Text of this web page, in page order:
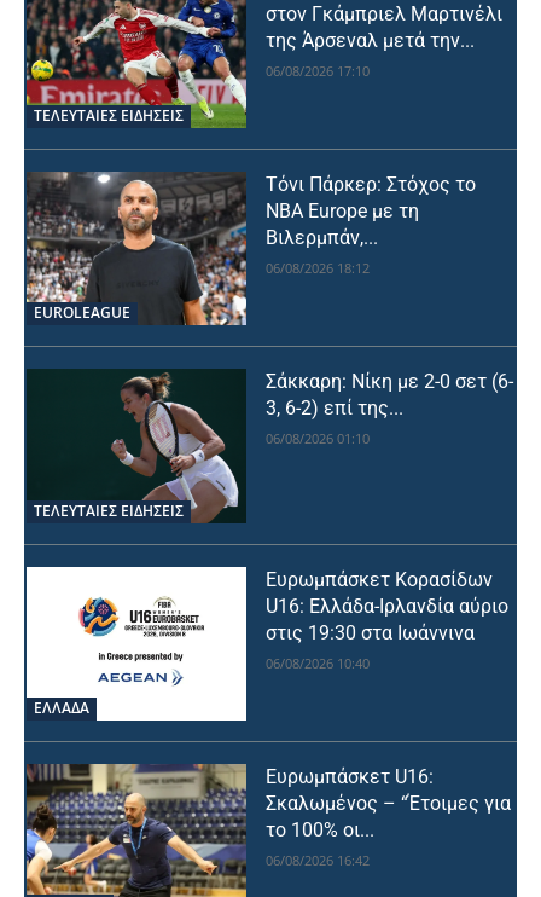
ΤΕΛΕΥΤΑΙΕΣ ΕΙΔΗΣΕΙΣ
στον Γκάμπριελ Μαρτινέλι
της Άρσεναλ μετά την...
06/08/2026 17:10
EUROLEAGUE
Τόνι Πάρκερ: Στόχος το
NBA Europe με τη
Βιλερμπάν,...
06/08/2026 18:12
ΤΕΛΕΥΤΑΙΕΣ ΕΙΔΗΣΕΙΣ
Σάκκαρη: Νίκη με 2-0 σετ (6-
3, 6-2) επί της...
06/08/2026 01:10
ΕΛΛΑΔΑ
Ευρωμπάσκετ Κορασίδων
U16: Ελλάδα-Ιρλανδία αύριο
στις 19:30 στα Ιωάννινα
06/08/2026 10:40
Ευρωμπάσκετ U16:
Σκαλωμένος – “Έτοιμες για
το 100% οι...
06/08/2026 16:42